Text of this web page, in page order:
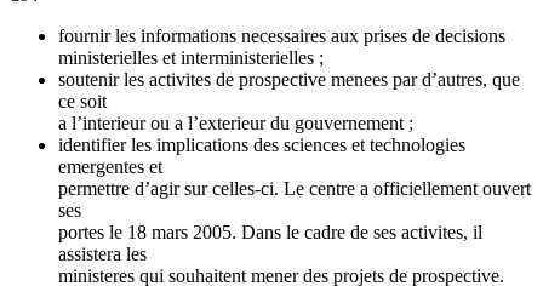
fournir les informations necessaires aux prises de decisions
ministerielles et interministerielles ;
soutenir les activites de prospective menees par d’autres, que
ce soit
a l’interieur ou a l’exterieur du gouvernement ;
identifier les implications des sciences et technologies
emergentes et
permettre d’agir sur celles-ci. Le centre a officiellement ouvert
ses
portes le 18 mars 2005. Dans le cadre de ses activites, il
assistera les
ministeres qui souhaitent mener des projets de prospective.